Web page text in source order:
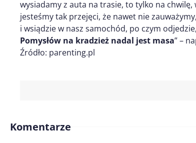
wysiadamy z auta na trasie, to tylko na chwilę,
jesteśmy tak przejęci, że nawet nie
i wsiądzie w nasz samochód, po czym
Pomysłów na kradzież nadal jest masa” –
Źródło: parenting.pl
Komentarze